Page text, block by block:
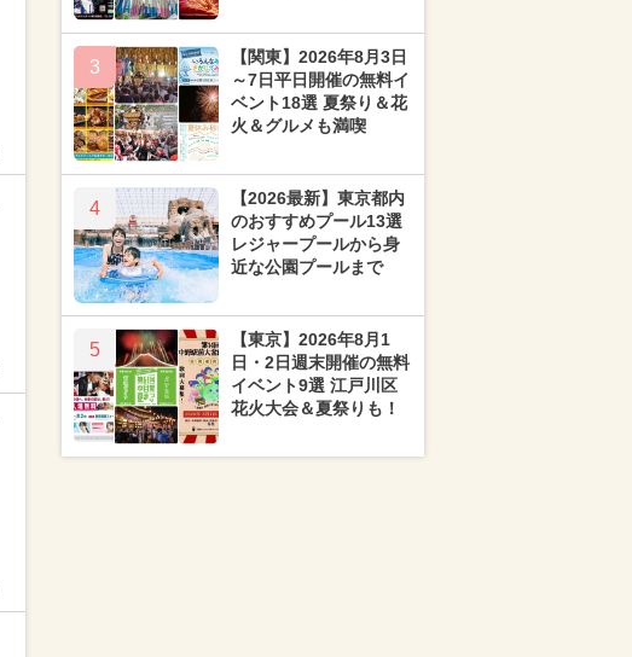
3
【関東】2026年8月3日
～7日平日開催の無料イ
ベント18選 夏祭り＆花
火＆グルメも満喫
4
【2026最新】東京都内
のおすすめプール13選
レジャープールから身
近な公園プールまで
5
【東京】2026年8月1
日・2日週末開催の無料
イベント9選 江戸川区
花火大会＆夏祭りも！